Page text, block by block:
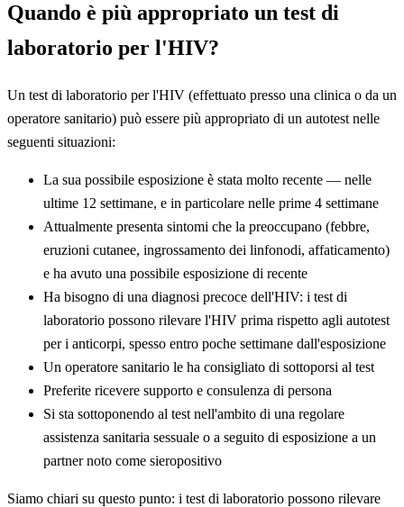
Quando è più appropriato un test di
laboratorio per l'HIV?
Un test di laboratorio per l'HIV (effettuato presso una clinica o da un
operatore sanitario) può essere più appropriato di un autotest nelle
seguenti situazioni:
La sua possibile esposizione è stata molto recente — nelle
ultime 12 settimane, e in particolare nelle prime 4 settimane
Attualmente presenta sintomi che la preoccupano (febbre,
eruzioni cutanee, ingrossamento dei linfonodi, affaticamento)
e ha avuto una possibile esposizione di recente
Ha bisogno di una diagnosi precoce dell'HIV: i test di
laboratorio possono rilevare l'HIV prima rispetto agli autotest
per i anticorpi, spesso entro poche settimane dall'esposizione
Un operatore sanitario le ha consigliato di sottoporsi al test
Preferite ricevere supporto e consulenza di persona
Si sta sottoponendo al test nell'ambito di una regolare
assistenza sanitaria sessuale o a seguito di esposizione a un
partner noto come sieropositivo
Siamo chiari su questo punto: i test di laboratorio possono rilevare